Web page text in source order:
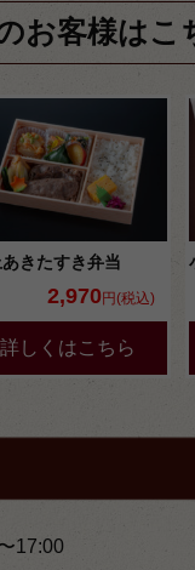
お客様はこ
きたすき弁当
2,970円(税込)
詳しくはこちら
17:00